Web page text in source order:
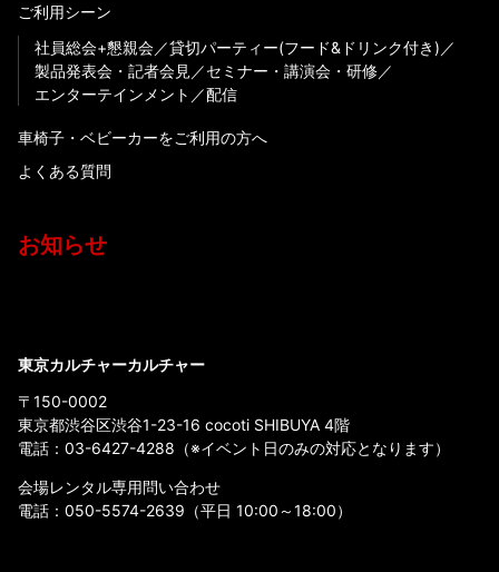
ご利用シーン
社員総会+懇親会
貸切パーティー(フード&ドリンク付き)
製品発表会・記者会見
セミナー・講演会・研修
エンターテインメント
配信
車椅子・ベビーカーをご利用の方へ
よくある質問
お知らせ
東京カルチャーカルチャー
〒150-0002
東京都渋谷区渋谷1-23-16 cocoti SHIBUYA 4階
電話： 03-6427-4288 （※イベント日のみの対応となります）
会場レンタル専用問い合わせ
電話： 050-5574-2639 （平日 10:00～18:00）